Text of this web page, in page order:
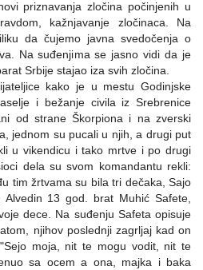
priznavanja zločina počinjenih u
kažnjavanje zločinaca. Na
da čujemo javna svedočenja o
Na suđenjima se jasno vidi da je
Srbije stajao iza svih zločina.
kako je u mestu Godinjske
i bežanje civila iz Srebrenice
od strane Škorpiona i na zverski
jednom su pucali u njih, a drugi put
u vikendicu i tako mrtve i po drugi
dela su svom komandantu rekli:
tim žrtvama su bila tri dečaka, Sajo
13 god. brat Muhić Safete,
dece. Na suđenju Safeta opisuje
njihov poslednji zagrljaj kad on
moja, nit te mogu vodit, nit te
sa ocem a ona, majka i baka